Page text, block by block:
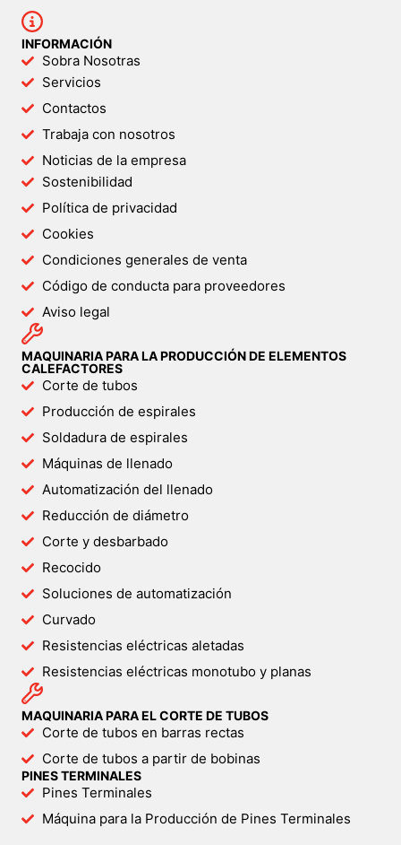
INFORMACIÓN
Sobra Nosotras
Servicios
Contactos
Trabaja con nosotros
Noticias de la empresa
Sostenibilidad
Política de privacidad
Cookies
Condiciones generales de venta
Código de conducta para proveedores
Aviso legal
MAQUINARIA PARA LA PRODUCCIÓN DE ELEMENTOS
CALEFACTORES
Corte de tubos
Producción de espirales
Soldadura de espirales
Máquinas de llenado
Automatización del llenado
Reducción de diámetro
Corte y desbarbado
Recocido
Soluciones de automatización
Curvado
Resistencias eléctricas aletadas
Resistencias eléctricas monotubo y planas
MAQUINARIA PARA EL CORTE DE TUBOS
Corte de tubos en barras rectas
Corte de tubos a partir de bobinas
PINES TERMINALES
Pines Terminales
Máquina para la Producción de Pines Terminales